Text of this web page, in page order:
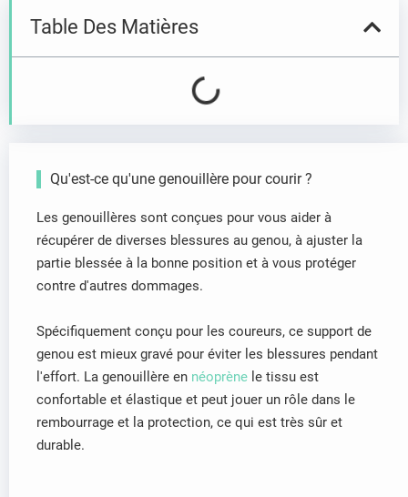
Table Des Matières
Qu'est-ce qu'une genouillère pour courir ?
Les genouillères sont conçues pour vous aider à
récupérer de diverses blessures au genou, à ajuster la
partie blessée à la bonne position et à vous protéger
contre d'autres dommages.
Spécifiquement conçu pour les coureurs, ce support de
genou est mieux gravé pour éviter les blessures pendant
l'effort. La genouillère en néoprène le tissu est
confortable et élastique et peut jouer un rôle dans le
rembourrage et la protection, ce qui est très sûr et
durable.